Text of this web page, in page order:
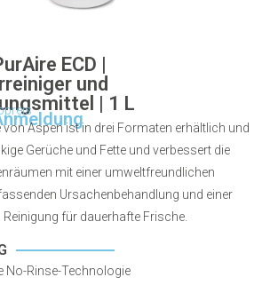
ECD |
und
| 1 L
Aspen ist in drei Formaten erhältlich und
Gerüche und Fette und verbessert die
mit einer umweltfreundlichen
Ursachenbehandlung und einer
für dauerhafte Frische.
No-Rinse-Technologie